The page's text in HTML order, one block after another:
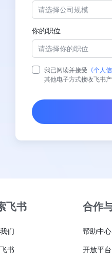
请选择公司规模
你的职位
请选择你的职位
我已阅读并接受 《个人
其他电子方式接收飞书
飞书
们
书
合作
帮助中心
开放平台